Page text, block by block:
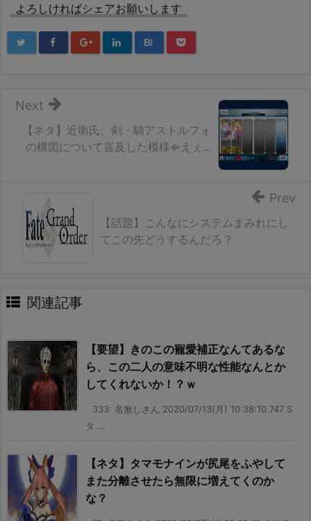
よろしければシェアお願いします
B!
【ネタ】近衛氏、剣・騎アストルフォ
の構図について言及した模様⇐えぇ...
Next
【話題】こんなにシステムまみれにし
てこの先どうするんだろ？
Prev
関連記事
【要望】きのこの寵愛補正なんてあるな
ら、この二人の意味不明な性能なんとか
してくれないか！？ｗ
333: 名無しさん 2020/07/13(月) 10:38:10.747 S
タ ...
【ネタ】タマモナインが尻尾をふやして
また分離させたら無限に増えてくのか
な？